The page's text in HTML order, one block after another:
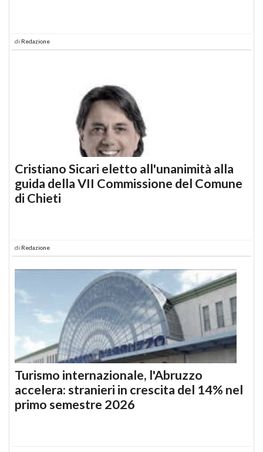
di Redazione
Cristiano Sicari eletto all'unanimità alla
guida della VII Commissione del Comune
di Chieti
di Redazione
Turismo internazionale, l'Abruzzo
accelera: stranieri in crescita del 14% nel
primo semestre 2026